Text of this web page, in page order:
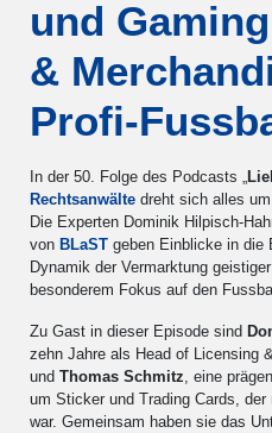
und
&
Profi-
In der 50. Folge des Podcasts „
Rechtsanwälte dreht sich alles
Die Experten Dominik Hilpisch-
von BLaST geben Einblicke in die
Dynamik der Vermarktung
besonderem Fokus auf den
Zu Gast in dieser Episode sind
zehn Jahre als Head of Licensing
und Thomas Schmitz, eine
um Sticker und Trading Cards,
war. Gemeinsam haben sie das